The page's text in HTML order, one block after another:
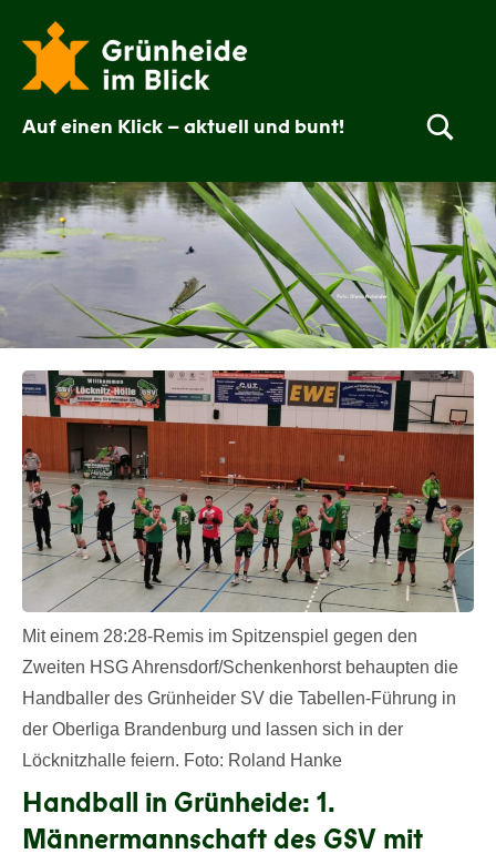
Inhalt
springen
Grünheide
im
Blick
Auf einen Klick – aktuell und bunt!
Mit einem 28:28-Remis im Spitzenspiel gegen den
Zweiten HSG Ahrensdorf/Schenkenhorst behaupten die
Handballer des Grünheider SV die Tabellen-Führung in
der Oberliga Brandenburg und lassen sich in der
Löcknitzhalle feiern. Foto: Roland Hanke
Handball in Grünheide: 1.
Männermannschaft des GSV mit